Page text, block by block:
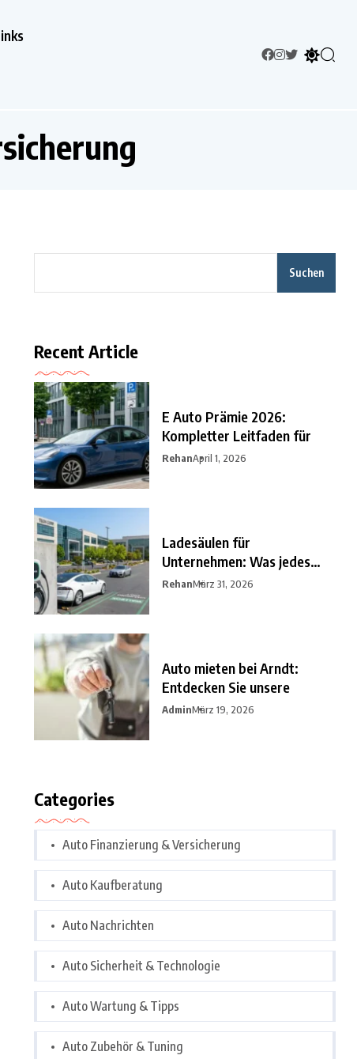
Suchen
Recent Article
E Auto Prämie 2026:
Kompletter Leitfaden für
RehanApril 1, 2026
Ladesäulen für
Unternehmen: Was jedes
Unternehmen im
RehanMärz 31, 2026
Auto mieten bei Arndt:
Entdecken Sie unsere
AdminMärz 19, 2026
Categories
Auto Finanzierung & Versicherung
Auto Kaufberatung
Auto Nachrichten
Auto Sicherheit & Technologie
Auto Wartung & Tipps
Auto Zubehör & Tuning